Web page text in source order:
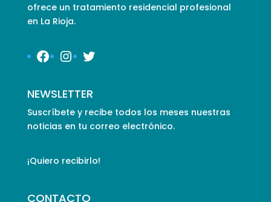
ofrece un tratamiento residencial profesional
en La Rioja.
Facebook
Instagram
Twitter
NEWSLETTER
Suscríbete y recibe todos los meses nuestras
noticias en tu correo electrónico.
¡Quiero recibirlo!
CONTACTO